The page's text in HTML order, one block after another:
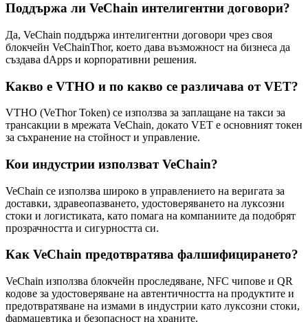
Поддържа ли VeChain интелигентни договори?
Да, VeChain поддържа интелигентни договори чрез своя
блокчейн VeChainThor, което дава възможност на бизнеса да
създава dApps и корпоративни решения.
Какво е VTHO и по какво се различава от VET?
VTHO (VeThor Token) се използва за заплащане на такси за
трансакции в мрежата VeChain, докато VET е основният токен
за съхранение на стойност и управление.
Кои индустрии използват VeChain?
VeChain се използва широко в управлението на веригата за
доставки, здравеопазването, удостоверяването на луксозни
стоки и логистиката, като помага на компаниите да подобрят
прозрачността и сигурността си.
Как VeChain предотвратява фалшифицирането?
VeChain използва блокчейн проследяване, NFC чипове и QR
кодове за удостоверяване на автентичността на продуктите и
предотвратяване на измами в индустрии като луксозни стоки,
фармацевтика и безопасност на храните.